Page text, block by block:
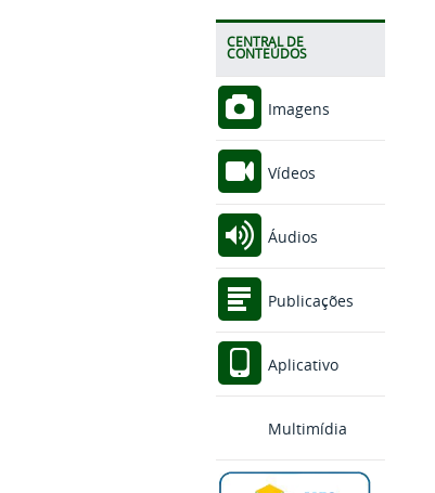
CENTRAL DE
CONTEÚDOS
Imagens
Vídeos
Áudios
Publicações
Aplicativo
Multimídia